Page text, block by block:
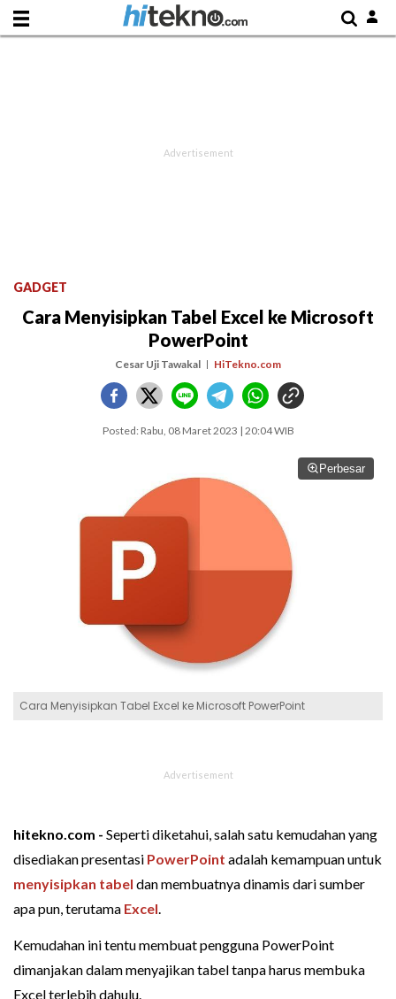
GADGET
Cara Menyisipkan Tabel Excel ke Microsoft
PowerPoint
Cesar Uji Tawakal HiTekno.com
Posted: Rabu, 08 Maret 2023 | 20:04 WIB
Perbesar
Cara Menyisipkan Tabel Excel ke Microsoft PowerPoint
hitekno.com - Seperti diketahui, salah satu kemudahan yang
disediakan presentasi PowerPoint adalah kemampuan untuk
menyisipkan tabel dan membuatnya dinamis dari sumber
apa pun, terutama Excel.
Kemudahan ini tentu membuat pengguna PowerPoint
dimanjakan dalam menyajikan tabel tanpa harus membuka
Excel terlebih dahulu.